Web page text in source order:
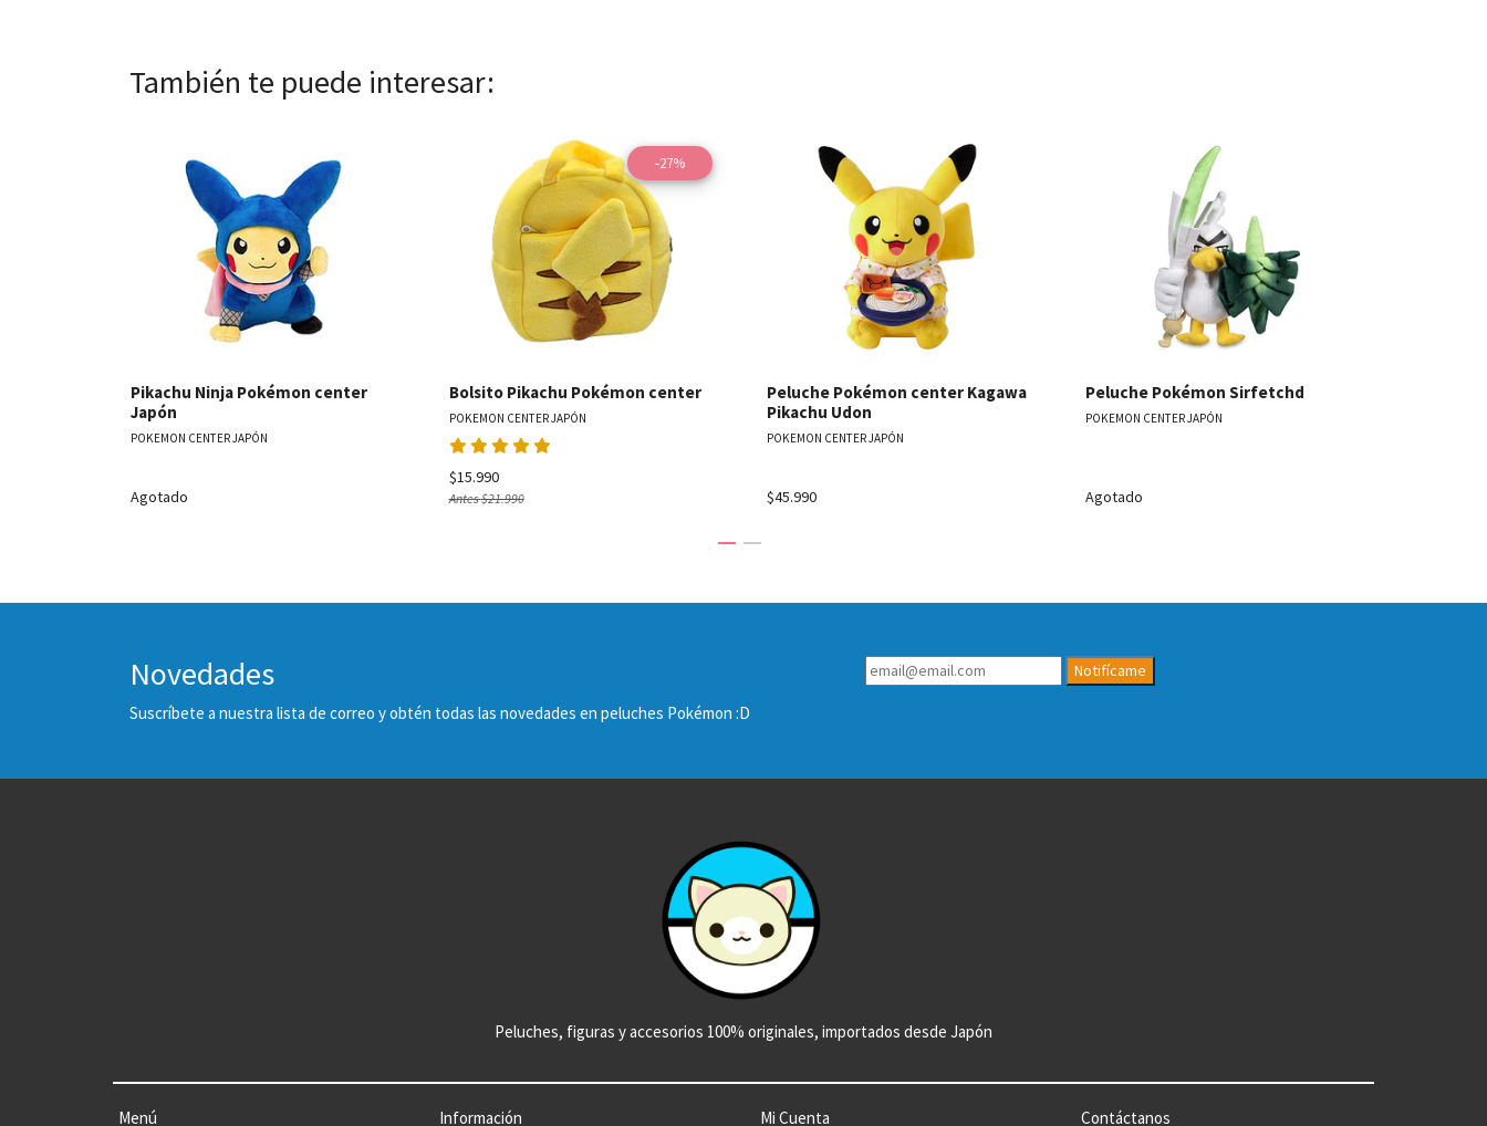
También te puede interesar:
Ver detalles
Pikachu Ninja Pokémon center
Japón
POKEMON CENTER JAPÓN
Agotado
-27%
Ver detalles
Bolsito Pikachu Pokémon center
POKEMON CENTER JAPÓN
$15.990
Antes$21.990
Ver detalles
Peluche Pokémon center Kagawa
Pikachu Udon
POKEMON CENTER JAPÓN
$45.990
Peluche Pokémon Sirfetchd
POKEMON CENTER JAPÓN
Agotado
Novedades
Suscríbete a nuestra lista de correo y obtén todas las novedades en peluches Pokémon :D
Notifícame
Peluches, figuras y accesorios 100% originales, importados desde Japón
Menú Información Mi Cuenta Contáctanos